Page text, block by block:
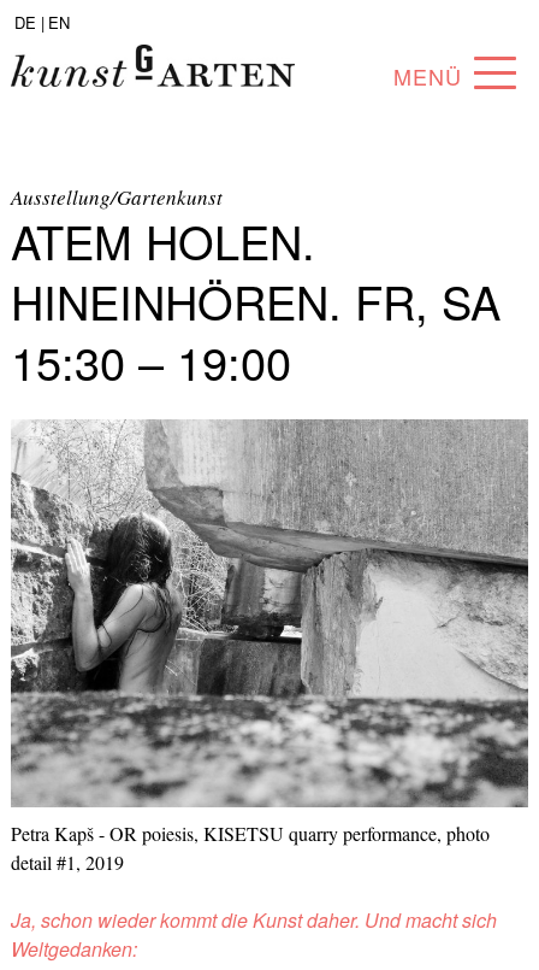
DE | EN
MENÜ
ABOUT
SAMMLUNG
KÜNSTLER*INNEN
PARTNER*INNEN
ANGEBOTE
Ausstellung/Gartenkunst
ATEM HOLEN.
HINEINHÖREN. FR, SA
15:30 – 19:00
Petra Kapš - OR poiesis, KISETSU quarry performance, photo
detail #1, 2019
Ja, schon wieder kommt die Kunst daher. Und macht sich
Weltgedanken: